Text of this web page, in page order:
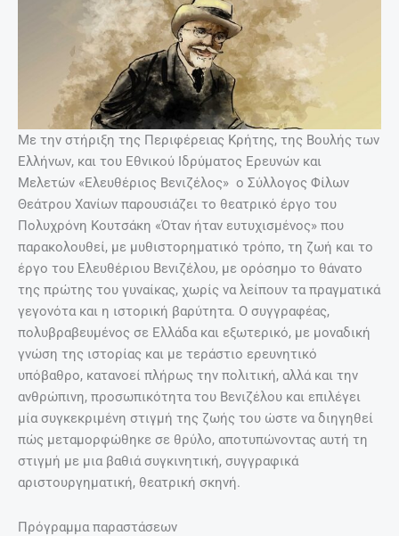
Με την στήριξη της Περιφέρειας Κρήτης, της Βουλής των
Ελλήνων, και του Εθνικού Ιδρύματος Ερευνών και
Μελετών «Ελευθέριος Βενιζέλος» ο Σύλλογος Φίλων
Θεάτρου Χανίων παρουσιάζει το θεατρικό έργο του
Πολυχρόνη Κουτσάκη «Όταν ήταν ευτυχισμένος» που
παρακολουθεί, με μυθιστορηματικό τρόπο, τη ζωή και το
έργο του Ελευθέριου Βενιζέλου, με ορόσημο το θάνατο
της πρώτης του γυναίκας, χωρίς να λείπουν τα πραγματικά
γεγονότα και η ιστορική βαρύτητα. Ο συγγραφέας,
πολυβραβευμένος σε Ελλάδα και εξωτερικό, με μοναδική
γνώση της ιστορίας και με τεράστιο ερευνητικό
υπόβαθρο, κατανοεί πλήρως την πολιτική, αλλά και την
ανθρώπινη, προσωπικότητα του Βενιζέλου και επιλέγει
μία συγκεκριμένη στιγμή της ζωής του ώστε να διηγηθεί
πώς μεταμορφώθηκε σε θρύλο, αποτυπώνοντας αυτή τη
στιγμή με μια βαθιά συγκινητική, συγγραφικά
αριστουργηματική, θεατρική σκηνή.
Πρόγραμμα παραστάσεων